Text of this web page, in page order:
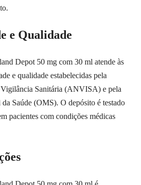
e Qualidade
Depot 50 mg com 30 ml atende às
e qualidade estabelecidas pela
Sanitária (ANVISA) e pela
Saúde (OMS). O depósito é testado
pacientes com condições médicas